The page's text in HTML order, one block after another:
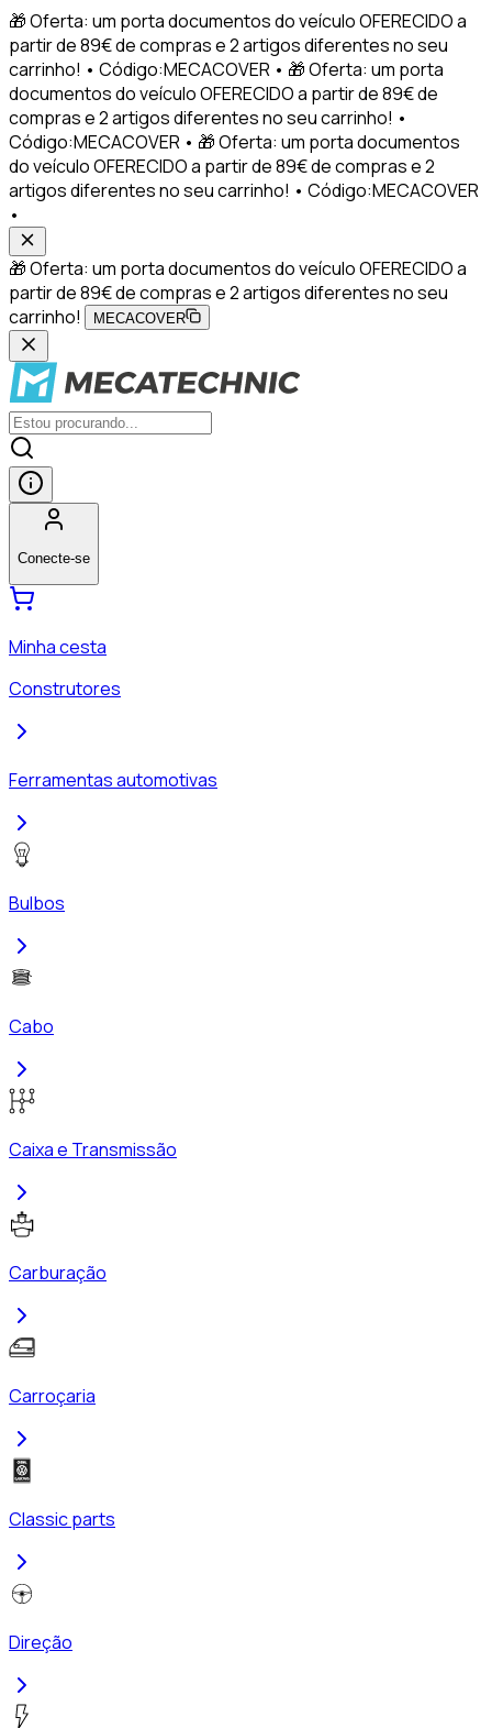
🎁 Oferta: um porta documentos do veículo OFERECIDO a
partir de 89€ de compras e 2 artigos diferentes no seu
carrinho! • Código:MECACOVER • 🎁 Oferta: um porta
documentos do veículo OFERECIDO a partir de 89€ de
compras e 2 artigos diferentes no seu carrinho! •
Código:MECACOVER • 🎁 Oferta: um porta documentos
do veículo OFERECIDO a partir de 89€ de compras e 2
artigos diferentes no seu carrinho! • Código:MECACOVER
•
🎁 Oferta: um porta documentos do veículo OFERECIDO a
partir de 89€ de compras e 2 artigos diferentes no seu
carrinho!
MECACOVER
Conecte-se
Minha cesta
Construtores
Ferramentas automotivas
Bulbos
Cabo
Caixa e Transmissão
Carburação
Carroçaria
Classic parts
Direção